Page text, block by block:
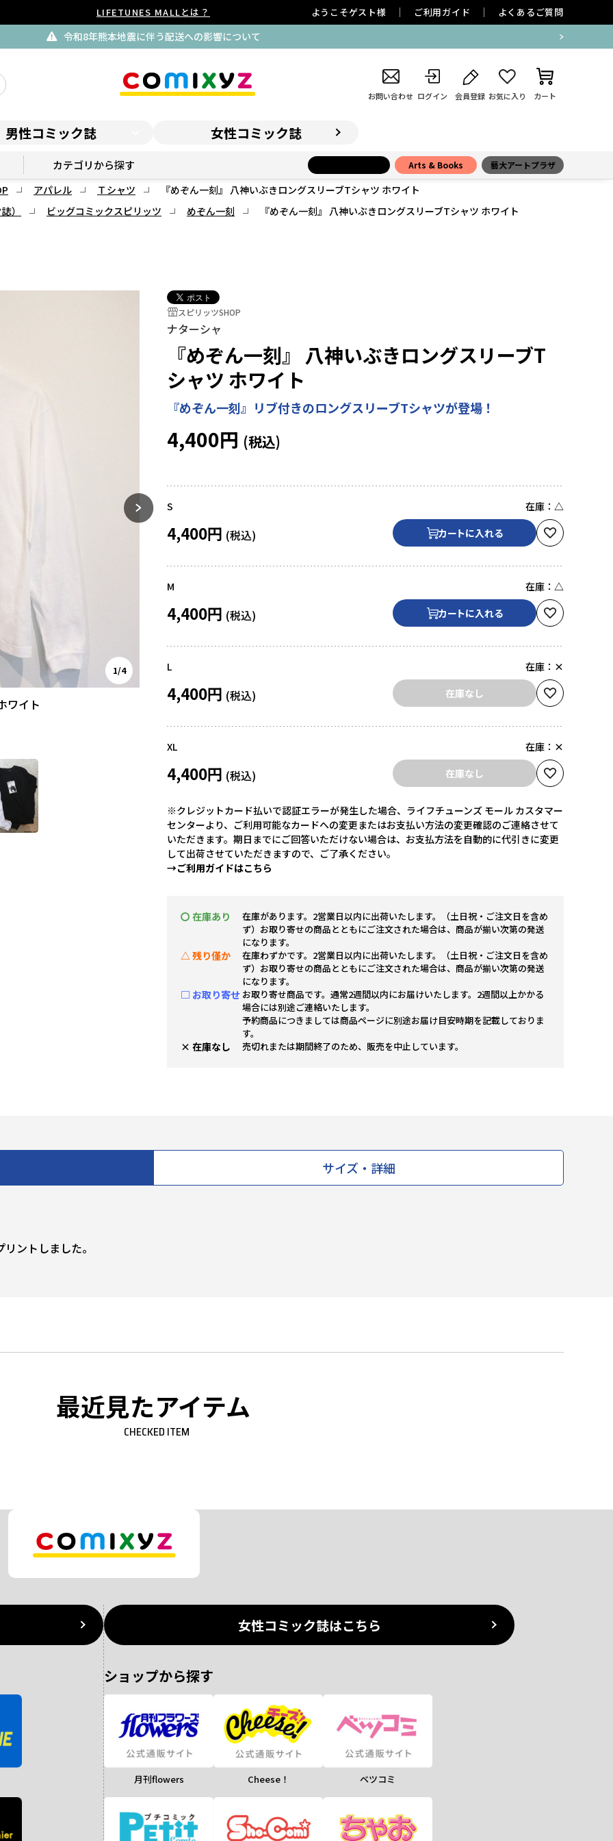
LIFETUNES MALLとは？ ようこそゲスト様 ご利用ガイド よくあるご質問
令和8年熊本地震に伴う配送への影響について
お問い合わせ ログイン 会員登録 お気に入り カート
男性コミック誌 女性コミック誌
カテゴリから探す Arts & Books 藝大アートプラザ
アパレル Ｔシャツ
『めぞん一刻』 八神いぶきロングスリーブTシャツ ホワイト
）
ビッグコミックスピリッツ めぞん一刻 『めぞん一刻』 八神いぶきロングスリーブTシャツ ホワイト
ワイト
1/4
スピリッツSHOP
ナターシャ
『めぞん一刻』 八神いぶきロングスリーブT
シャツ ホワイト
『めぞん一刻』リブ付きのロングスリーブTシャツが登場！
4,400円
S 在庫： △
4,400円 カートに入れる
M 在庫： △
4,400円 カートに入れる
L 在庫： ×
4,400円 在庫なし
XL 在庫： ×
4,400円 在庫なし
※クレジットカード払いで認証エラーが発生した場合、ライフチューンズ モール カスタマー
センターより、ご利用可能なカードへの変更またはお支払い方法の変更確認のご連絡させて
いただきます。期日までにご回答いただけない場合は、お支払方法を自動的に代引きに変更
して出荷させていただきますので、ご了承ください。
→ご利用ガイドはこちら
〇 在庫あり
在庫があります。2営業日以内に出荷いたします。（土日祝・ご注文日を含め
ず）お取り寄せの商品とともにご注文された場合は、商品が揃い次第の発送
になります。
△ 残り僅か
在庫わずかです。2営業日以内に出荷いたします。（土日祝・ご注文日を含め
ず）お取り寄せの商品とともにご注文された場合は、商品が揃い次第の発送
になります。
□ お取り寄せ お取り寄せ商品です。通常2週間以内にお届けいたします。2週間以上かかる
場合には別途ご連絡いたします。
予約商品につきましては商品ページに別途お届け目安時期を記載しておりま
す。
× 在庫なし 売切れまたは期間終了のため、販売を中止しています。
サイズ・詳細
ントしました。
最近見たアイテム
CHECKED ITEM
女性コミック誌はこちら
ショップから探す
月刊flowers Cheese！ ベツコミ